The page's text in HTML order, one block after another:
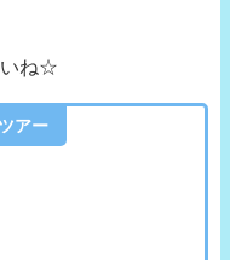
いね☆
アー